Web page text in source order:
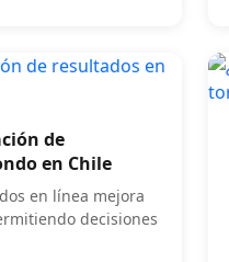
de
en Chile
en línea mejora
decisiones